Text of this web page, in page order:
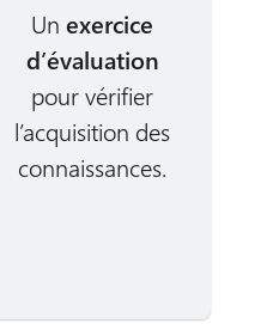
Unexercice
d’évaluation
pour vérifier
l’acquisition des
connaissances.